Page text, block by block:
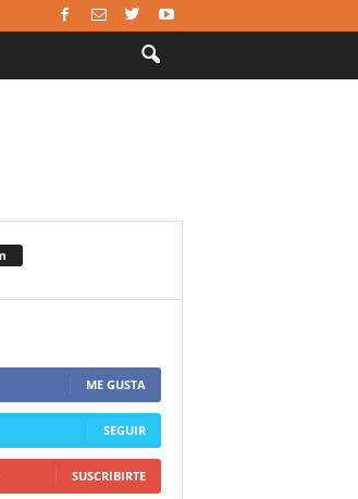
ME GUSTA
SEGUIR
SUSCRIBIRTE